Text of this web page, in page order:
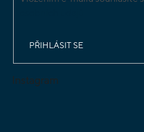
PŘIHLÁSIT SE
Instagram